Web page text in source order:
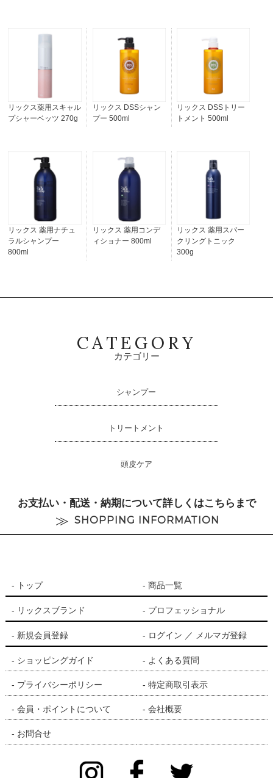
リックス薬用スキャル
プシャーベッツ 270g
リックス DSSシャン
プー 500ml
リックス DSSトリー
トメント 500ml
リックス 薬用ナチュ
ラルシャンプー
800ml
リックス 薬用コンデ
ィショナー 800ml
リックス 薬用スパー
クリングトニック
300g
CATEGORY
カテゴリー
シャンプー
トリートメント
頭皮ケア
お支払い・配送・納期について詳しくはこちらまで
SHOPPING INFORMATION
トップ 商品一覧
リックスブランド プロフェッショナル
新規会員登録 ログイン ／ メルマガ登録
ショッピングガイド よくある質問
プライバシーポリシー 特定商取引表示
会員・ポイントについて 会社概要
お問合せ